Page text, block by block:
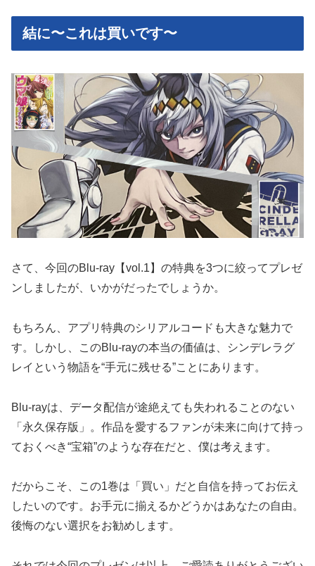
結に〜これは買いです〜
さて、今回のBlu-ray【vol.1】の特典を3つに絞ってプレゼ
ンしましたが、いかがだったでしょうか。
もちろん、アプリ特典のシリアルコードも大きな魅力で
す。しかし、このBlu-rayの本当の価値は、シンデレラグ
レイという物語を“手元に残せる”ことにあります。
Blu-rayは、データ配信が途絶えても失われることのない
「永久保存版」。作品を愛するファンが未来に向けて持っ
ておくべき“宝箱”のような存在だと、僕は考えます。
だからこそ、この1巻は「買い」だと自信を持ってお伝え
したいのです。お手元に揃えるかどうかはあなたの自由。
後悔のない選択をお勧めします。